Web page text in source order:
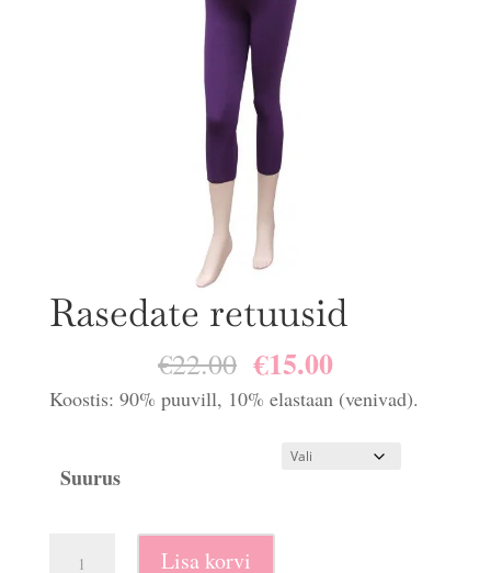
Rasedate retuusid
€22.00 Algne
hind
€22.00.
€15.00Praegune
hind
€15.00.
Koostis: 90% puuvill, 10% elastaan (venivad).
Suurus
Lisa korvi